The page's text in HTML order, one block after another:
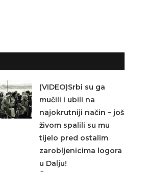
(VIDEO)Srbi su ga
mučili i ubili na
najokrutniji način – još
živom spalili su mu
tijelo pred ostalim
zarobljenicima logora
u Dalju!